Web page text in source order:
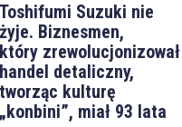
Toshifumi Suzuki nie
żyje. Biznesmen,
który zrewolucjonizował
handel detaliczny,
tworząc kulturę
„konbini”, miał 93 lata